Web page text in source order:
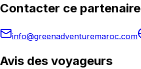
Contacter ce partenaire
info@greenadventuremaroc.com
Avis des voyageurs